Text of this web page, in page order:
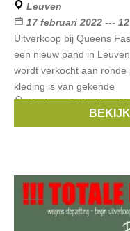
Leuven
17 februari 2022 ---
Uitverkoop bij Queens
een nieuw pand in
wordt verkocht aan
kleding is van gekende
Merken:Only,Vero